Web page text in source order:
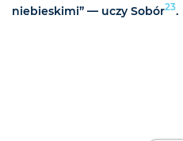
niebieskimi” — uczy Sobór23.